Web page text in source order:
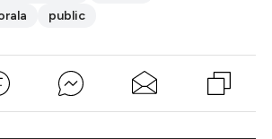
public